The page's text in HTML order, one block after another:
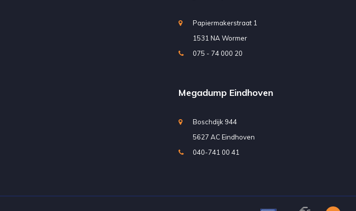
Papiermakerstraat 1
1531 NA Wormer
075 - 74 000 20
Megadump Eindhoven
Boschdijk 944
5627 AC Eindhoven
040-741 00 41